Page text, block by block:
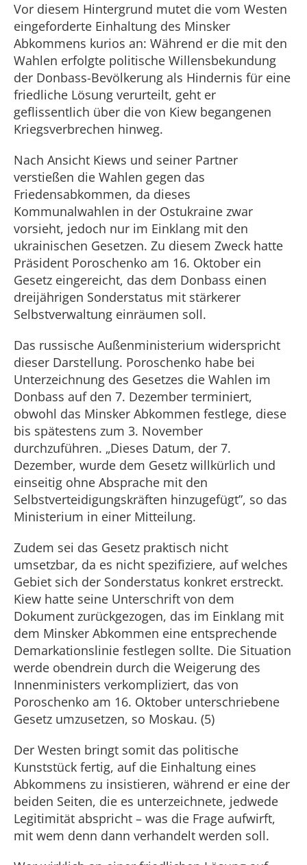
Vor diesem Hintergrund mutet die vom Westen
eingeforderte Einhaltung des Minsker
Abkommens kurios an: Während er die mit den
Wahlen erfolgte politische Willensbekundung
der Donbass-Bevölkerung als Hindernis für eine
friedliche Lösung verurteilt, geht er
geflissentlich über die von Kiew begangenen
Kriegsverbrechen hinweg.
Nach Ansicht Kiews und seiner Partner
verstießen die Wahlen gegen das
Friedensabkommen, da dieses
Kommunalwahlen in der Ostukraine zwar
vorsieht, jedoch nur im Einklang mit den
ukrainischen Gesetzen. Zu diesem Zweck hatte
Präsident Poroschenko am 16. Oktober ein
Gesetz eingereicht, das dem Donbass einen
dreijährigen Sonderstatus mit stärkerer
Selbstverwaltung einräumen soll.
Das russische Außenministerium widerspricht
dieser Darstellung. Poroschenko habe bei
Unterzeichnung des Gesetzes die Wahlen im
Donbass auf den 7. Dezember terminiert,
obwohl das Minsker Abkommen festlege, diese
bis spätestens zum 3. November
durchzuführen. „Dieses Datum, der 7.
Dezember, wurde dem Gesetz willkürlich und
einseitig ohne Absprache mit den
Selbstverteidigungskräften hinzugefügt”, so das
Ministerium in einer Mitteilung.
Zudem sei das Gesetz praktisch nicht
umsetzbar, da es nicht spezifiziere, auf welches
Gebiet sich der Sonderstatus konkret erstreckt.
Kiew hatte seine Unterschrift von dem
Dokument zurückgezogen, das im Einklang mit
dem Minsker Abkommen eine entsprechende
Demarkationslinie festlegen sollte. Die Situation
werde obendrein durch die Weigerung des
Innenministers verkompliziert, das von
Poroschenko am 16. Oktober unterschriebene
Gesetz umzusetzen, so Moskau. (5)
Der Westen bringt somit das politische
Kunststück fertig, auf die Einhaltung eines
Abkommens zu insistieren, während er eine der
beiden Seiten, die es unterzeichnete, jedwede
Legitimität abspricht – was die Frage aufwirft,
mit wem denn dann verhandelt werden soll.